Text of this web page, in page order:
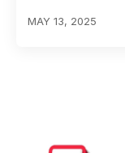
MAY 13, 2025